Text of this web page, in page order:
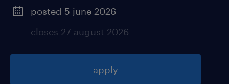
posted 5 june 2026
closes 27 august 2026
apply